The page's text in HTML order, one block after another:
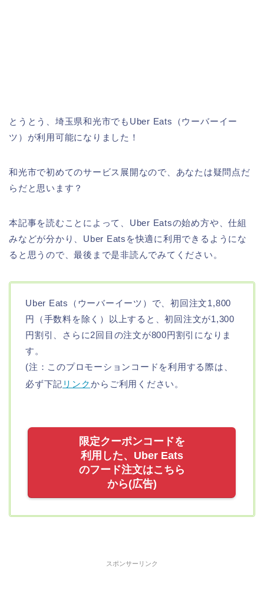
とうとう、埼玉県和光市でもUber Eats（ウーバーイー
ツ）が利用可能になりました！
和光市で初めてのサービス展開なので、あなたは疑問点だ
らだと思います？
本記事を読むことによって、Uber Eatsの始め方や、仕組
みなどが分かり、Uber Eatsを快適に利用できるようにな
ると思うので、最後まで是非読んでみてください。
Uber Eats（ウーバーイーツ）で、初回注文1,800
円（手数料を除く）以上すると、初回注文が1,300
円割引、さらに2回目の注文が800円割引になりま
す。
(注：このプロモーションコードを利用する際は、
必ず下記 リンクからご利用ください。
限定クーポンコードを
利用した、Uber Eats
のフード注文はこちら
から(広告)
スポンサーリンク